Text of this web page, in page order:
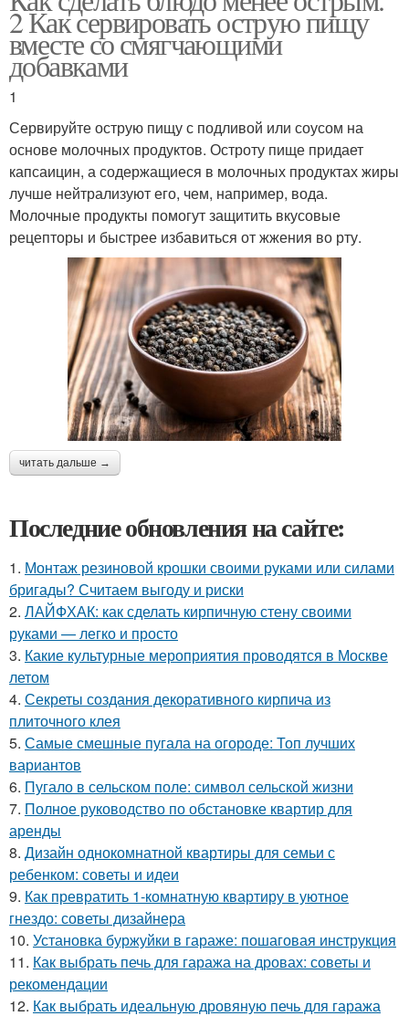
2 Как сервировать острую пищу
вместе со смягчающими
добавками
1
Сервируйте острую пищу с подливой или соусом на
основе молочных продуктов. Остроту пище придает
капсаицин, а содержащиеся в молочных продуктах жиры
лучше нейтрализуют его, чем, например, вода.
Молочные продукты помогут защитить вкусовые
рецепторы и быстрее избавиться от жжения во рту.
читать дальше →
Последние обновления на сайте:
1. Монтаж резиновой крошки своими руками или силами
бригады? Считаем выгоду и риски
2. ЛАЙФХАК: как сделать кирпичную стену своими
руками — легко и просто
3. Какие культурные мероприятия проводятся в Москве
летом
4. Секреты создания декоративного кирпича из
плиточного клея
5. Самые смешные пугала на огороде: Топ лучших
вариантов
6. Пугало в сельском поле: символ сельской жизни
7. Полное руководство по обстановке квартир для
аренды
8. Дизайн однокомнатной квартиры для семьи с
ребенком: советы и идеи
9. Как превратить 1-комнатную квартиру в уютное
гнездо: советы дизайнера
10. Установка буржуйки в гараже: пошаговая инструкция
11. Как выбрать печь для гаража на дровах: советы и
рекомендации
12. Как выбрать идеальную дровяную печь для гаража